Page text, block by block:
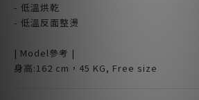
- 低溫烘乾
- 低溫反面整燙
| Model參考 |
身高:162 cm，45 KG, Free size